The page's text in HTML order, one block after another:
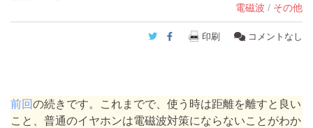
電磁波 / その他
Twitter
Facebook
印刷 コメントなし
前回の続きです。これまでで、使う時は距離を離すと良い
こと、普通のイヤホンは電磁波対策にならないことがわか